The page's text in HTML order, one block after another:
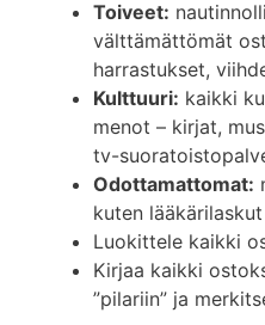
Toiveet:
välttämättömät
harrastukset,
Kulttuuri: kaikki
menot – kirjat,
tv-
Odottamattomat:
kuten
Luokittele kaikki
Kirjaa kaikki
”pilariin” ja